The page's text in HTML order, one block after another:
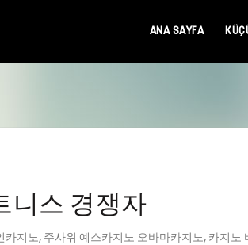
ANA SAYFA
니스 경쟁자
카지노, 주사위 예스카지노 오바마카지노, 카지노